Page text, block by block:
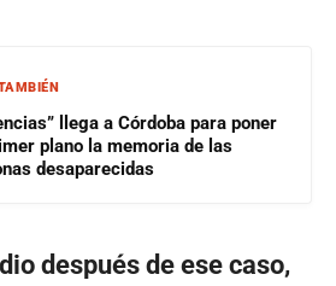
llega a Córdoba para poner
plano la memoria de las
desaparecidas
después de ese caso,